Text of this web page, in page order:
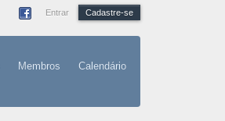
Entrar Cadastre-se
Membros Calendário